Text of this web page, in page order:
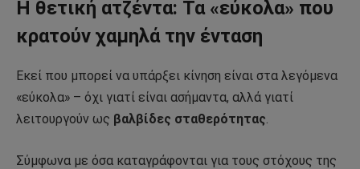
Η θετική ατζέντα: Τα «εύκολα» που
κρατούν χαμηλά την ένταση
Εκεί που μπορεί να υπάρξει κίνηση είναι στα λεγόμενα
«εύκολα» – όχι γιατί είναι ασήμαντα, αλλά γιατί
λειτουργούν ως βαλβίδες σταθερότητας.
Σύμφωνα με όσα καταγράφονται για τους στόχους της